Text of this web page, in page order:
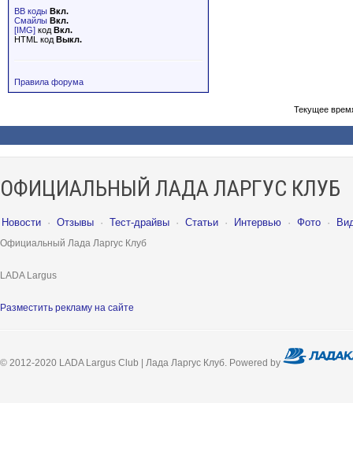
BB коды Вкл.
Смайлы Вкл.
[IMG] код Вкл.
HTML код Выкл.
Правила форума
Текущее
ОФИЦИАЛЬНЫЙ ЛАДА ЛАРГУС КЛУБ
Новости · Отзывы · Тест-драйвы · Статьи · Интервью · Фото ·
Официальный Лада Ларгус Клуб
LADA Largus
Разместить рекламу на сайте
© 2012-2020 LADA Largus Club | Лада Ларгус Клуб. Powered by